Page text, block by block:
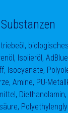
Isolieröl,
Isocyanate,
Amine, PU-
Diethanolamin,